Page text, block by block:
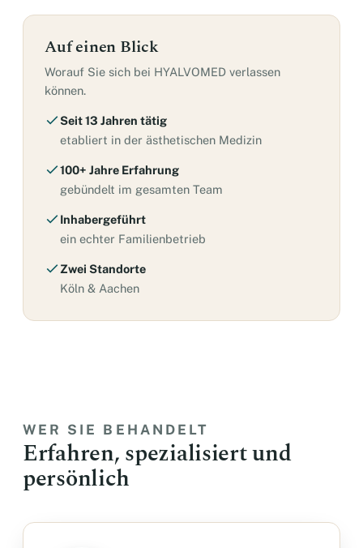
Auf einen Blick
Worauf Sie sich bei HYALVOMED verlassen
können.
Seit 13 Jahren tätig
etabliert in der ästhetischen Medizin
100+ Jahre Erfahrung
gebündelt im gesamten Team
Inhabergeführt
ein echter Familienbetrieb
Zwei Standorte
Köln & Aachen
WER SIE BEHANDELT
Erfahren, spezialisiert und
persönlich